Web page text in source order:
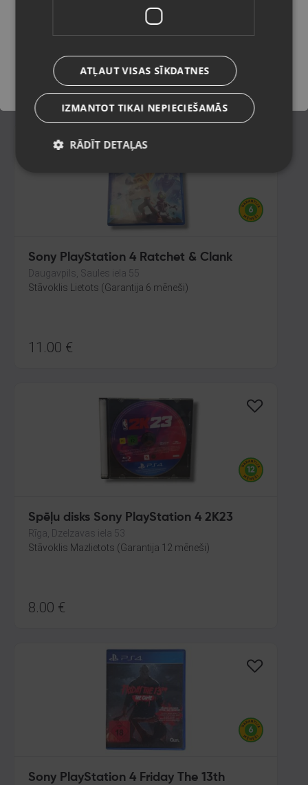
11.00€
Sony PlayStation 4 Ratchet & Clank
Daugavpils, Saules iela 55
Stāvoklis Lietots (Garantija 6 mēneši)
11.00 €
Spēļu disks Sony PlayStation 4 2K23
Rīga, Dzelzavas iela 53
Stāvoklis Mazlietots (Garantija 12 mēneši)
8.00 €
Sony PlayStation 4 Friday The 13th
Saglabāt
ATĻAUT VISAS SĪKDATNES
IZMANTOT TIKAI NEPIECIEŠAMĀS
RĀDĪT DETAĻAS